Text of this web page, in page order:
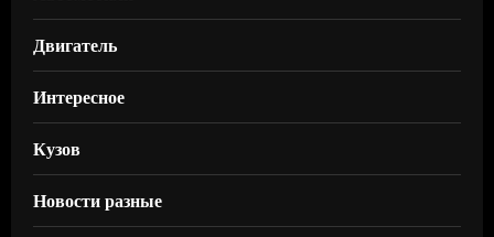
Двигатель
Интересное
Кузов
Новости разные